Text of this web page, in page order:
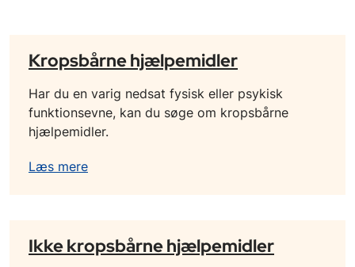
Kropsbårne hjælpemidler
Har du en varig nedsat fysisk eller psykisk
funktionsevne, kan du søge om kropsbårne
hjælpemidler.
Læs mere
Ikke kropsbårne hjælpemidler